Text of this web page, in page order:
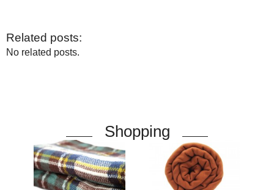
Related posts:
No related posts.
Shopping